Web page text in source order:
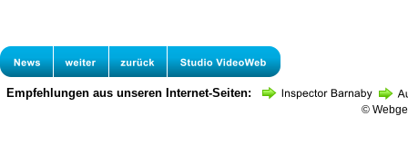
©
Empfehlungen aus unseren Internet-Seiten: